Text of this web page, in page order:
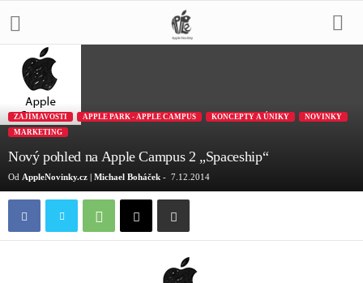
ZAJÍMAVOSTI APPLE PARK - APPLE CAMPUS KONCEPTY A ÚNIKY
NOVINKY
MARKETING
Nový pohled na Apple Campus 2 „Spaceship“
Od AppleNovinky.cz | Michael Boháček - 7.12.2014